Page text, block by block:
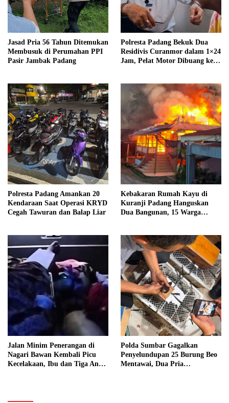
Jasad Pria 56 Tahun Ditemukan
Membusuk di Perumahan PPI
Pasir Jambak Padang
Polresta Padang Bekuk Dua
Residivis Curanmor dalam 1×24
Jam, Pelat Motor Dibuang ke
Polresta Padang Amankan 20
Kendaraan Saat Operasi KRYD
Cegah Tawuran dan Balap Liar
Kebakaran Rumah Kayu di
Kuranji Padang Hanguskan
Dua Bangunan, 15 Warga
Jalan Minim Penerangan di
Nagari Bawan Kembali Picu
Kecelakaan, Ibu dan Tiga Anak
Polda Sumbar Gagalkan
Penyelundupan 25 Burung Beo
Mentawai, Dua Pria